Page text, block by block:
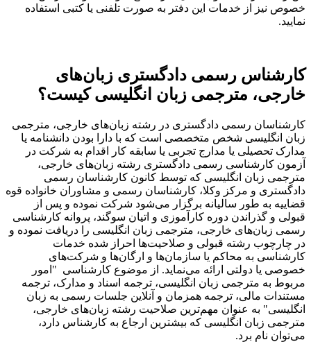
نیز از خدمات این دفتر به صورت تلفنی یا کتبی استفاده
رسمی دادگستری زبان‌های
مترجمی زبان انگلیسی کیست؟
رسمی دادگستری در رشته زبان‌های خارجی، مترجمی
انگلیسی شخص متخصصی است که با دارا بودن دانشنامه یا
تحصیلی یا مدارج تجربی یا سابقه کار اقدام به شرکت در
کارشناسی رسمی دادگستری رشته زبان‌های خارجی،
زبان انگلیسی که توسط کانون کارشناسان رسمی
و مرکز وکلا، کارشناسان رسمی و مشاوران خانواده قوه
به طور سالیانه برگزار می‌شود شرکت نموده و پس از
و گذراندن دوره کارآموزی و اتیان سوگند، پروانه کارشناسی
زبان‌های خارجی، مترجمی زبان انگلیسی را دریافت نموده و
رشته قبولی و صلاحیت‌ها احراز شده خدمات
به محاکم یا سازمان‌ها و ارگان‌ها و شرکت‌های
یا دولتی ارائه می‌نماید. از موضوع کارشناسی "امور
به مترجمی زبان انگلیسی، ترجمه اسناد و مدارک، ترجمه
مالی، ترجمه همزمان و آنلاین جلسات رسمی به زبان
به عنوان مهم‌ترین صلاحیت رشته زبان‌های خارجی،
زبان انگلیسی که بیشترین ارجاع به کارشناس دارد،
نام برد.